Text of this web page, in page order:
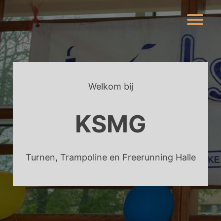
to
content
Welkom bij
KSMG
Turnen, Trampoline en Freerunning Halle